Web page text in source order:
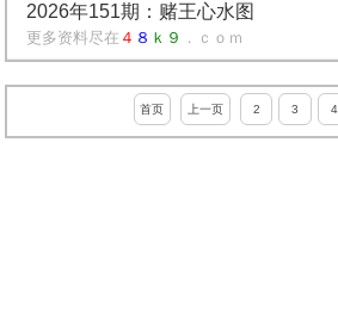
2026年151期：赌王心水图
更多资料尽在 ４ ８ ｋ９ ．ｃｏｍ
首页 上一页 2 3 4